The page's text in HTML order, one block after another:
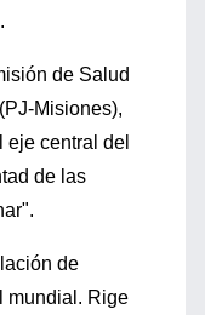
de Salud
(PJ-Misiones),
eje central del
de las
de
mundial. Rige